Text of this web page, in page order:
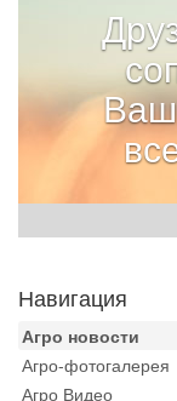
Навигация
Агро новости
Агро-фотогалерея
Агро Видео